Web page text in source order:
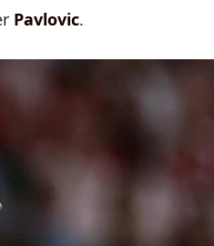
Pavlovic.